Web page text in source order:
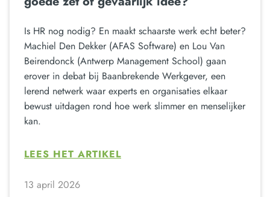
Is HR nog nodig? En maakt schaarste werk echt beter?
Machiel Den Dekker (AFAS Software) en Lou Van
Beirendonck (Antwerp Management School) gaan
erover in debat bij Baanbrekende Werkgever, een
lerend netwerk waar experts en organisaties elkaar
bewust uitdagen rond hoe werk slimmer en menselijker
kan.
LEES HET ARTIKEL
13 april 2026